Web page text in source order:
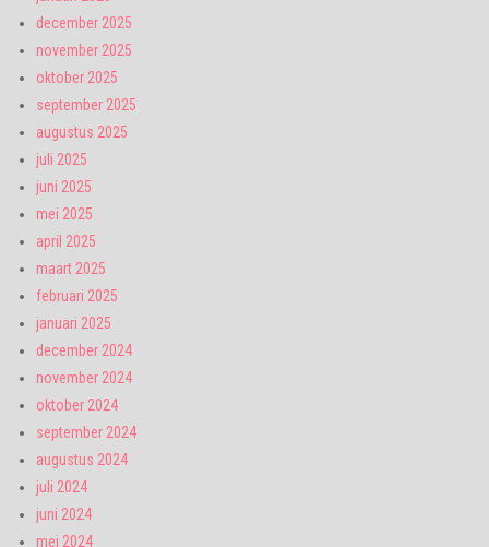
december 2025
november 2025
oktober 2025
september 2025
augustus 2025
juli 2025
juni 2025
mei 2025
april 2025
maart 2025
februari 2025
januari 2025
december 2024
november 2024
oktober 2024
september 2024
augustus 2024
juli 2024
juni 2024
mei 2024